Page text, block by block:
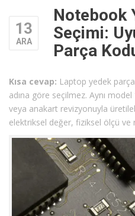
13
ARA
Notebook
Seçimi:
Parça
Kısa cevap: Laptop yedek
adına göre seçilmez. Aynı
veya anakart revizyonuyla
elektriksel değer, fiziksel ölçü ve